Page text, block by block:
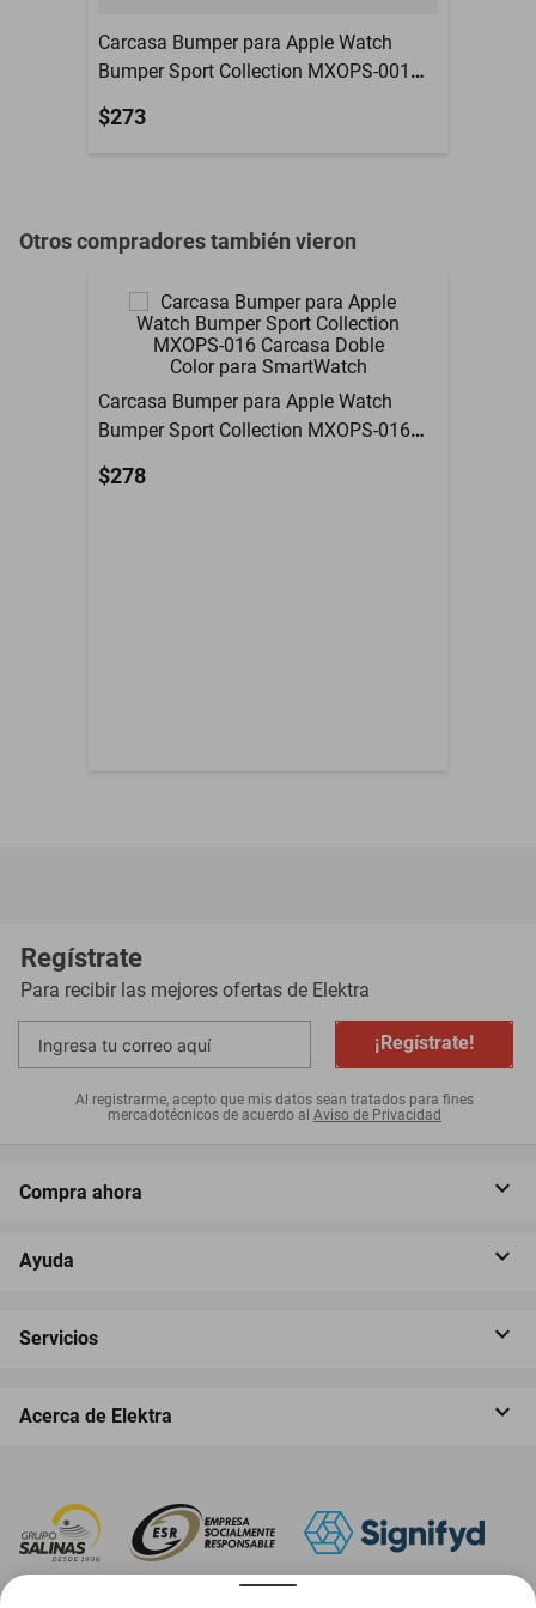
Carcasa Bumper para Apple Watch
Bumper Sport Collection MXOPS-001
$273
Otros compradores también vieron
Carcasa Bumper para Apple Watch
Bumper Sport Collection MXOPS-016
$278
Regístrate
Para recibir las mejores ofertas de Elektra
¡Regístrate!
Al registrarme, acepto que mis datos sean tratados para fines
mercadotécnicos de acuerdo al Aviso de Privacidad
Compra ahora
Ayuda
Servicios
Acerca de Elektra